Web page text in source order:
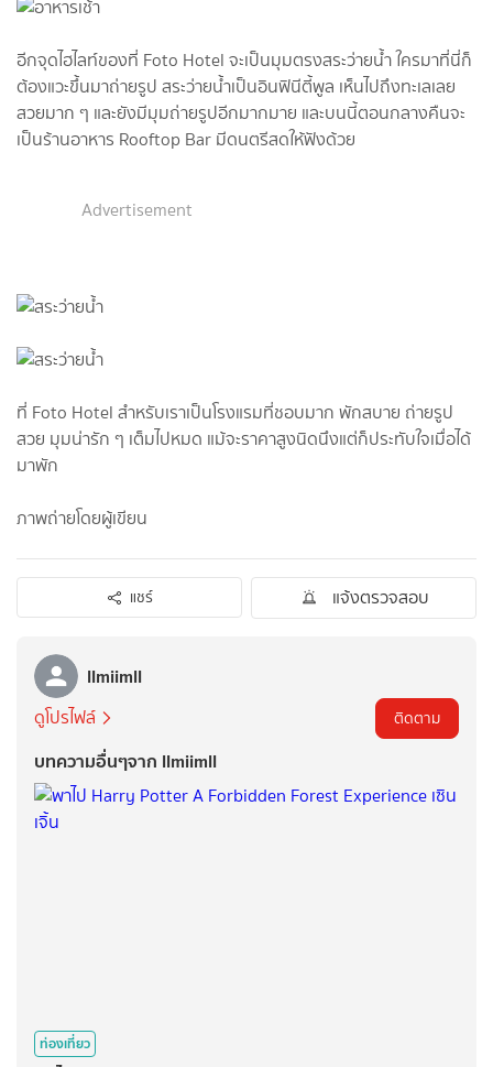
อีกจุดไฮไลท์ของที่ Foto Hotel จะเป็นมุมตรงสระว่ายน้ำ ใครมาที่นี่ก็
ต้องแวะขึ้นมาถ่ายรูป สระว่ายน้ำเป็นอินฟินีตี้พูล เห็นไปถึงทะเลเลย
สวยมาก ๆ และยังมีมุมถ่ายรูปอีกมากมาย และบนนี้ตอนกลางคืนจะ
เป็นร้านอาหาร Rooftop Bar มีดนตรีสดให้ฟังด้วย
Advertisement
ที่ Foto Hotel สำหรับเราเป็นโรงแรมที่ชอบมาก พักสบาย ถ่ายรูป
สวย มุมน่ารัก ๆ เต็มไปหมด แม้จะราคาสูงนิดนึงแต่ก็ประทับใจเมื่อได้
มาพัก
ภาพถ่ายโดยผู้เขียน
แชร์ แจ้งตรวจสอบ
llmiimll
ดูโปรไฟล์ ติดตาม
บทความอื่นๆจาก llmiimll
ท่องเที่ยว